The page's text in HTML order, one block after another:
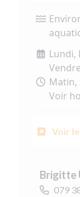
Lundi,
Matin,
Voir
Voir
Brigitte
079